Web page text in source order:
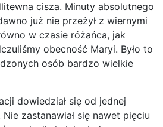
cisza. Minuty absolutnego
już nie przeżył z wiernymi
w czasie różańca, jak
obecność Maryi. Było to
osób bardzo wielkie
dowiedział się od jednej
zastanawiał się nawet pięciu